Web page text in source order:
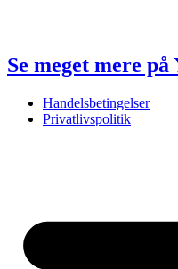
Se meget mere på
Handelsbetingelser
Privatlivspolitik